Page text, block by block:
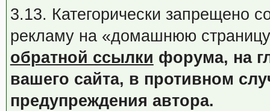
3.13. Категорически запрещено
рекламу на «домашнюю
обратной ссылки форума, на
вашего сайта, в противном
предупреждения автора.